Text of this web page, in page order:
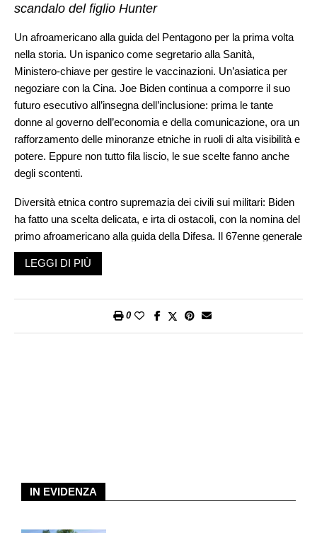
scandalo del figlio Hunter
Un afroamericano alla guida del Pentagono per la prima volta
nella storia. Un ispanico come segretario alla Sanità,
Ministero-chiave per gestire le vaccinazioni. Un’asiatica per
negoziare con la Cina. Joe Biden continua a comporre il suo
futuro esecutivo all’insegna dell’inclusione: prima le tante
donne al governo dell’economia e della comunicazione, ora un
rafforzamento delle minoranze etniche in ruoli di alta visibilità e
potere. Eppure non tutto fila liscio, le sue scelte fanno anche
degli scontenti.
Diversità etnica contro supremazia dei civili sui militari: Biden
ha fatto una scelta delicata, e irta di ostacoli, con la nomina del
primo afroamericano alla guida della Difesa. Il 67enne generale
a riposo Lloyd Austin ha un curriculum militare impeccabile,
nessuno può contestare la sua professionalità e credibilità per
americane in Iraq, Afghanistan, Siria e Yemen, tutti i fronti caldi
Per tradizione gli americani sono sospettosi verso l’eccessiva
autonomia delle loro forze armate, tant’è che per chiamare un
LEGGI DI PIÙ
0
IN EVIDENZA